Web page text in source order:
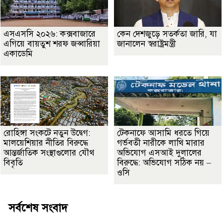
এসএসসি ২০২৬: কক্সবাজারে
এগিয়ে বায়তুশ শরফ জব্বারিয়া
একাডেমি
কেন দেশজুড়ে সতর্কতা জারি, যা
জানালেন স্বরাষ্ট্রমন্ত্রী
রোহিঙ্গা সংকটে নতুন উদ্বেগ:
মালয়েশিয়ার নীতির বিরুদ্ধে
আন্তর্জাতিক সংস্থাগুলোর যৌথ
বিবৃতি
টেকনাফে আসামি ধরতে গিয়ে
গর্ভবতী নারীকে লাথি মারার
অভিযোগ এসআই দুলালের
বিরুদ্ধে: অভিযোগ সঠিক নয় –
ওসি
সর্বশেষ সংবাদ